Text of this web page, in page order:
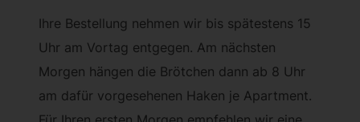
Ihre Bestellung nehmen wir bis spätestens 15
Uhr am Vortag entgegen. Am nächsten
Morgen hängen die Brötchen dann ab 8 Uhr
am dafür vorgesehenen Haken je Apartment.